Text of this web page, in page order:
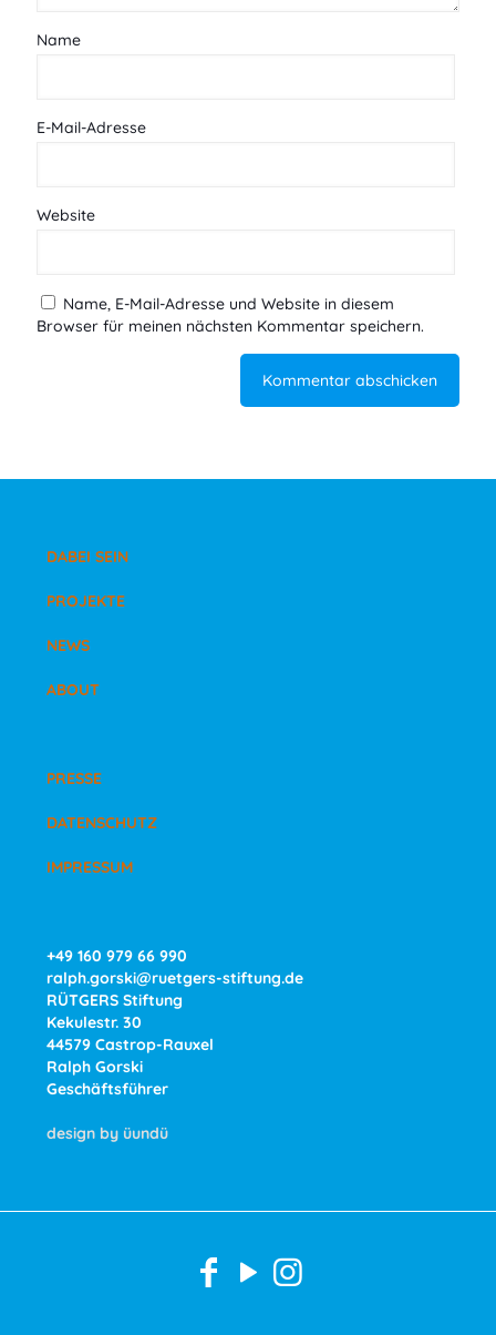
Name
E-Mail-Adresse
Website
Name, E-Mail-Adresse und Website in diesem
Browser für meinen nächsten Kommentar speichern.
DABEI SEIN
PROJEKTE
NEWS
ABOUT
PRESSE
DATENSCHUTZ
IMPRESSUM
+49 160 979 66 990
ralph.gorski@ruetgers-stiftung.de
RÜTGERS Stiftung
Kekulestr. 30
44579 Castrop-Rauxel
Ralph Gorski
Geschäftsführer
design by üundü